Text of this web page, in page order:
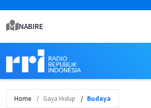
NABIRE
Home Gaya Hidup Budaya